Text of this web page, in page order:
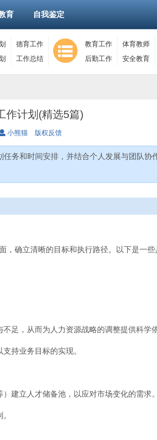
育 自我鉴定
德育工作
工作总结
教育工作 体育教师
后勤工作
安全教育
作计划(精选5篇)
小熊猫 版权反馈
务和时间安排，并结合个人发展与团队协
，确立清晰的目标和执行路径。以下是一
足，从而为人力资源战略的调整提供科学
持业务目标的实现。
建立人才储备池，以应对市场变化的需求。